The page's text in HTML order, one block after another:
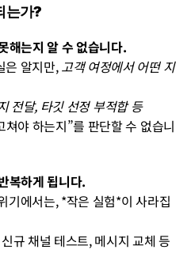
는가?
해는지 알 수 없습니다.
은 알지만,
고객 여정에서 어떤 지
전달, 타깃 선정 부적합 등
쳐야 하는지”를 판단할 수 없습니
복하게 됩니다.
, 신규 채널 테스트, 메시지 교체 등